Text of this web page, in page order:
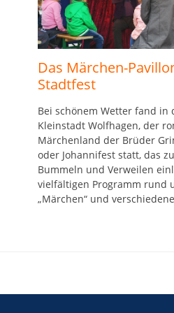
Das Märchen-
Stadtfest
Bei schönem Wetter fand in
Kleinstadt Wolfhagen, der
Märchenland der Brüder
oder Johannifest statt, das
Bummeln und Verweilen
vielfältigen Programm rund
„Märchen“ und